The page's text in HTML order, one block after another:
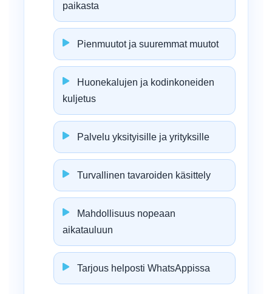
paikasta
Pienmuutot ja suuremmat muutot
Huonekalujen ja kodinkoneiden
kuljetus
Palvelu yksityisille ja yrityksille
Turvallinen tavaroiden käsittely
Mahdollisuus nopeaan
aikatauluun
Tarjous helposti WhatsAppissa